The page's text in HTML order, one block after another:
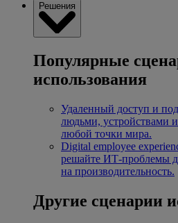
Решения
Популярные
использования
Удаленный доступ и
людьми, устройствами
любой точки мира.
Digital employee
решайте ИТ-проблемы
на производительность.
Другие сценарии